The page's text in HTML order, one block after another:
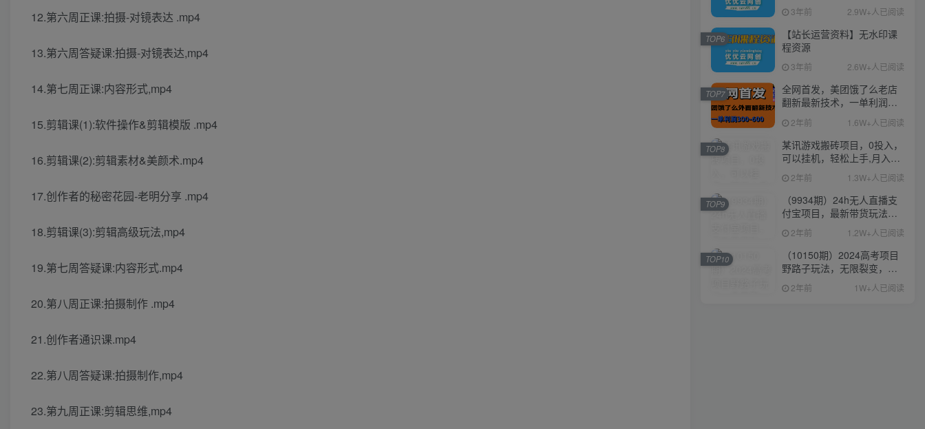
12.第六周正课:拍摄-对镜表达 .mp4
13.第六周答疑课:拍摄-对镜表达,mp4
14.第七周正课:内容形式,mp4
15.剪辑课(1):软件操作&剪辑模版 .mp4
16.剪辑课(2):剪辑素材&美颜术.mp4
17.创作者的秘密花园-老明分享 .mp4
18.剪辑课(3):剪辑高级玩法,mp4
19.第七周答疑课:内容形式.mp4
20.第八周正课:拍摄制作 .mp4
21.创作者通识课.mp4
22.第八周答疑课:拍摄制作,mp4
23.第九周正课:剪辑思维,mp4
3年前 2.9W+人已阅读
【站长运营资料】无水印课
程资源
3年前 2.6W+人已阅读
TOP6
全网首发，美团饿了么老店
翻新最新技术，一单利润
300-600
2年前 1.6W+人已阅读
TOP7
某讯游戏搬砖项目，0投入，
可以挂机，轻松上手,月入
3000+上不封顶
2年前 1.3W+人已阅读
TOP8
（9934期）24h无人直播支
付宝项目，最新带货玩法，
纯躺赚实测日入500+
2年前 1.2W+人已阅读
TOP9
（10150期）2024高考项目
野路子玩法，无限裂变，最
高一天1W＋！
2年前 1W+人已阅读
TOP10